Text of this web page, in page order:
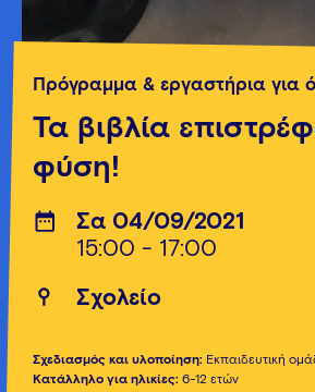
Πρόγραμμα & εργαστήρια για
Τα βιβλία
φύση!
Σα 04/09/2021
15:00 - 17:00
Σχολείο
Σχεδιασμός και υλοποίηση: Εκπαιδευτική
Κατάλληλο για ηλικίες: 6-12 ετών